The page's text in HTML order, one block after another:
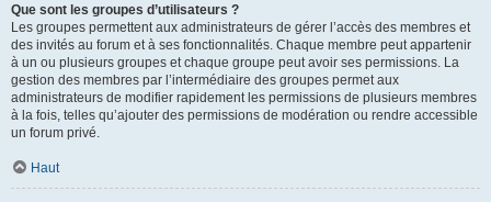
Que sont les groupes d’utilisateurs ?
Les groupes permettent aux administrateurs de gérer l’accès des membres et
des invités au forum et à ses fonctionnalités. Chaque membre peut appartenir
à un ou plusieurs groupes et chaque groupe peut avoir ses permissions. La
gestion des membres par l’intermédiaire des groupes permet aux
administrateurs de modifier rapidement les permissions de plusieurs membres
à la fois, telles qu’ajouter des permissions de modération ou rendre accessible
un forum privé.
Haut